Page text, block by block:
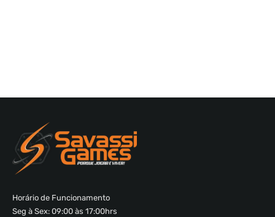
Horário de Funcionamento
Seg à Sex: 09:00 às 17:00hrs